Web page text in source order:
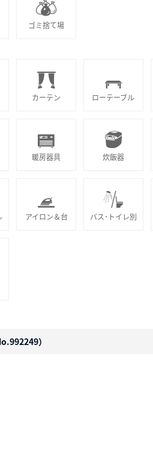
ゴミ捨て場
カーテン ローテーブル
暖房器具 炊飯器
アイロン＆台 バス･トイレ別
）